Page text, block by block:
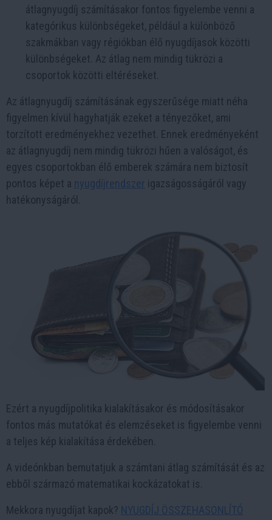
átlagnyugdíj számításakor fontos figyelembe venni a
kategórikus különbségeket, például a különböző
szakmákban vagy régiókban élő nyugdíjasok közötti
különbségeket. Az átlag nem mindig tükrözi a
csoportok közötti eltéréseket.
Az átlagnyugdíj számításának egyszerűsége miatt néha
figyelmen kívül hagyhatják ezeket a tényezőket, ami
torzított eredményekhez vezethet. Ennek eredményeként
az átlagnyugdíj nem mindig tükrözi hűen a valóságot, és
egyes csoportokban élő emberek számára nem biztosít
pontos képet a nyugdíjrendszer igazságosságáról vagy
hatékonyságáról.
Ezért a nyugdíjpolitika kialakításakor és módosításakor
fontos más mutatókat és elemzéseket is figyelembe venni
a teljes kép kialakítása érdekében.
A videónkban bemutatjuk a számtani átlag számítását és az
ebből származó matematikai kockázatokat is.
Mekkora nyugdíjat kapok? NYUGDÍJ ÖSSZEHASONLÍTÓ